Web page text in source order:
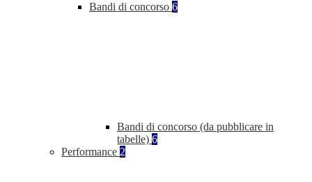
Bandi di concorso 6
Bandi di concorso (da pubblicare in
tabelle) 6
Performance 2